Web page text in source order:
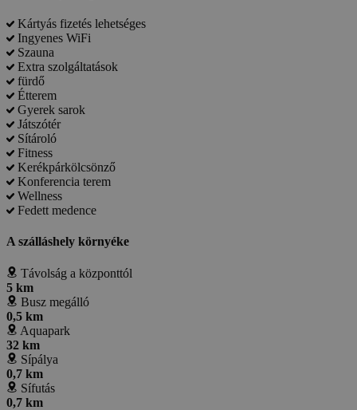
Kártyás fizetés lehetséges
Ingyenes WiFi
Szauna
Extra szolgáltatások
fürdő
Étterem
Gyerek sarok
Játszótér
Sítároló
Fitness
Kerékpárkölcsönző
Konferencia terem
Wellness
Fedett medence
A szálláshely környéke
Távolság a központtól
5 km
Busz megálló
0,5 km
Aquapark
32 km
Sípálya
0,7 km
Sífutás
0,7 km